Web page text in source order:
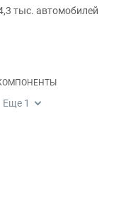
тыс. автомобилей
Еще 1